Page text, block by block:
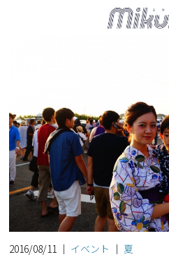
2016/08/11 ｜ イベント ｜ 夏